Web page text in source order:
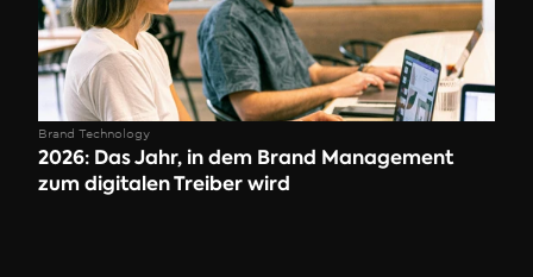
Brand Technology
2026: Das Jahr, in dem Brand Management
zum digitalen Treiber wird